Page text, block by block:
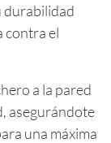
durabilidad
contra el
a la pared
asegurándote
una máxima